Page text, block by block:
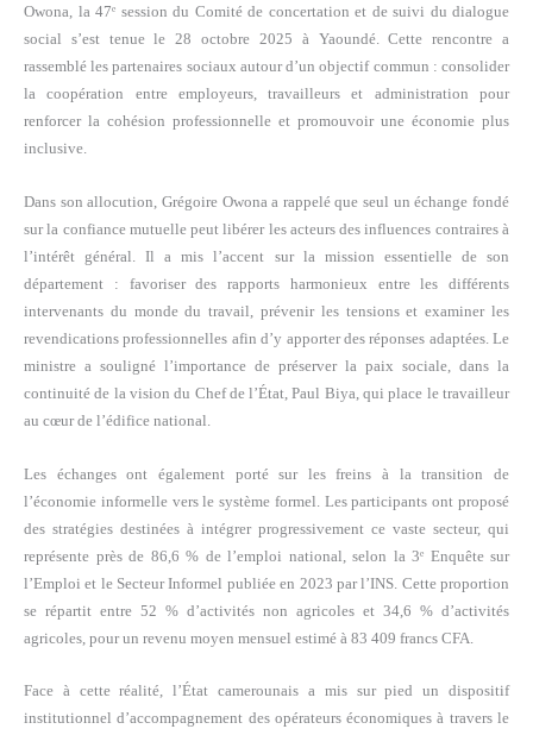
Owona, la 47ᵉ session du Comité de concertation et de suivi du dialogue
social s’est tenue le 28 octobre 2025 à Yaoundé. Cette rencontre a
rassemblé les partenaires sociaux autour d’un objectif commun : consolider
la coopération entre employeurs, travailleurs et administration pour
renforcer la cohésion professionnelle et promouvoir une économie plus
inclusive.
Dans son allocution, Grégoire Owona a rappelé que seul un échange fondé
sur la confiance mutuelle peut libérer les acteurs des influences contraires à
l’intérêt général. Il a mis l’accent sur la mission essentielle de son
département : favoriser des rapports harmonieux entre les différents
intervenants du monde du travail, prévenir les tensions et examiner les
revendications professionnelles afin d’y apporter des réponses adaptées. Le
ministre a souligné l’importance de préserver la paix sociale, dans la
continuité de la vision du Chef de l’État, Paul Biya, qui place le travailleur
au cœur de l’édifice national.
Les échanges ont également porté sur les freins à la transition de
l’économie informelle vers le système formel. Les participants ont proposé
des stratégies destinées à intégrer progressivement ce vaste secteur, qui
représente près de 86,6 % de l’emploi national, selon la 3ᵉ Enquête sur
l’Emploi et le Secteur Informel publiée en 2023 par l’INS. Cette proportion
se répartit entre 52 % d’activités non agricoles et 34,6 % d’activités
agricoles, pour un revenu moyen mensuel estimé à 83 409 francs CFA.
Face à cette réalité, l’État camerounais a mis sur pied un dispositif
institutionnel d’accompagnement des opérateurs économiques à travers le